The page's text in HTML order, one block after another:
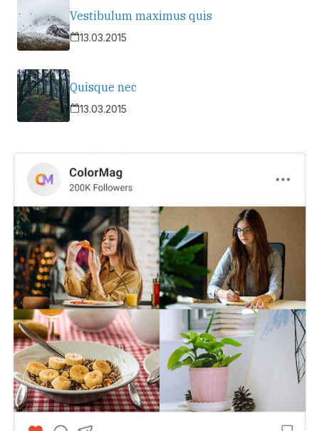
Vestibulum maximus quis
13.03.2015
Quisque nec
13.03.2015